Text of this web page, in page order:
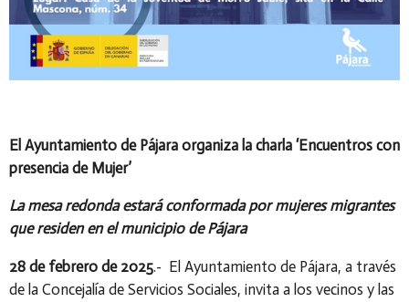
El Ayuntamiento de Pájara organiza la charla ‘Encuentros con
presencia de Mujer’
La mesa redonda estará conformada por mujeres migrantes
que residen en el municipio de Pájara
28 de febrero de 2025.- El Ayuntamiento de Pájara, a través
de la Concejalía de Servicios Sociales, invita a los vecinos y las